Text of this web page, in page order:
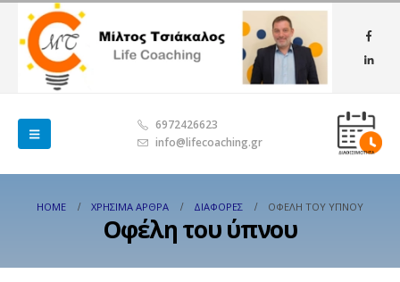
6972426623
info@lifecoaching.gr
HOME ΧΡΉΣΙΜΑ ΆΡΘΡΑ ΔΙΆΦΟΡΕΣ ΟΦΈΛΗ ΤΟΥ ΎΠΝΟΥ
Οφέλη του ύπνου